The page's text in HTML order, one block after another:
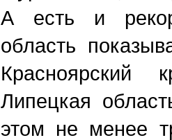
А есть и
область
Липецкая
этом не менее